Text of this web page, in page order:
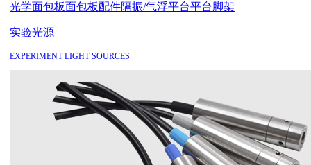
光学面包板面包板配件隔振/气浮平台平台脚架
实验光源
EXPERIMENT LIGHT SOURCES